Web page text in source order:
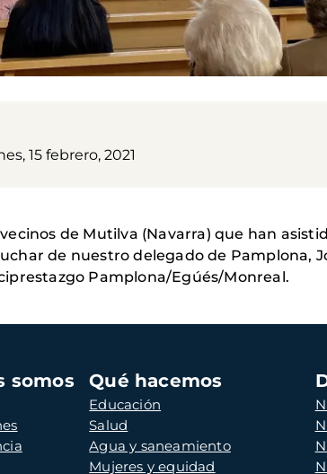
15 febrero, 2021
de Mutilva (Navarra) que han
de nuestro delegado de Pamplona,
Pamplona/Egúés/Monreal.
somos Qué hacemos
Educación
Salud
Agua y saneamiento
Mujeres y equidad